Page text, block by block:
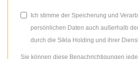
Ich stimme der Speicherung und
persönlichen Daten auch außerhalb
durch die Sikla Holding und ihrer
Sie können diese Benachrichtigungen